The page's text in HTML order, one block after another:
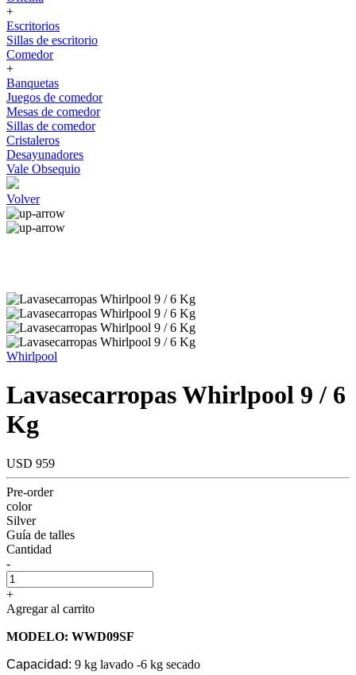
+
Escritorios
Sillas de escritorio
Comedor
+
Banquetas
Juegos de comedor
Mesas de comedor
Sillas de comedor
Cristaleros
Desayunadores
Vale Obsequio
Volver
Whirlpool
Lavasecarropas Whirlpool 9 / 6
Kg
USD 959
Pre-order
color
Silver
Guía de talles
Cantidad
-
+
Agregar al carrito
MODELO: WWD09SF
Capacidad: 9 kg lavado -6 kg secado